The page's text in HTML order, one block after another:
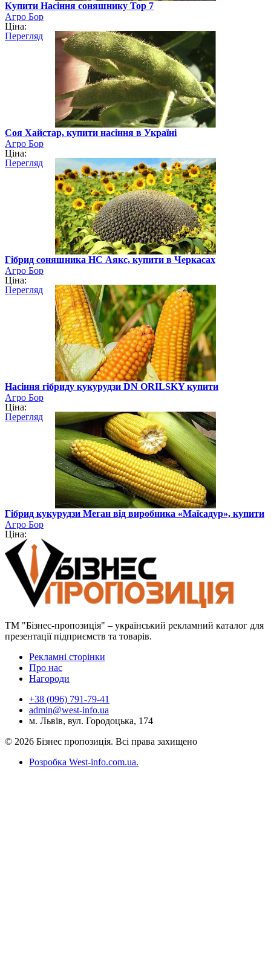
Купити Насіння соняшнику Тор 7
Агро Бор
Ціна:
Перегляд
Соя Хайстар, купити насіння в Україні
Агро Бор
Ціна:
Перегляд
Гібрид соняшника НС Аякс, купити в Черкасах
Агро Бор
Ціна:
Перегляд
Насіння гібриду кукурудзи DN ORILSKY купити
Агро Бор
Ціна:
Перегляд
Гібрид кукурудзи Меган від виробника «Маїсадур», купити
Агро Бор
Ціна:
ТМ "Бізнес-пропозиція" – український рекламний каталог для
презентації підприємств та товарів.
Рекламні сторінки
Про нас
Нагороди
+38 (096) 791-79-41
admin@west-info.ua
м. Львів, вул. Городоцька, 174
© 2026 Бізнес пропозиція. Всі права захищено
Розробка West-info.com.ua.